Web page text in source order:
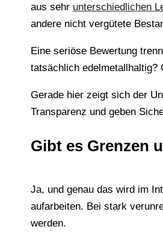
aus sehr unterschiedlichen
andere nicht vergütete
Eine seriöse Bewertung
tatsächlich edelmetallhaltig?
Gerade hier zeigt sich der
Transparenz und geben
Gibt es Grenzen
Ja, und genau das wird im
aufarbeiten. Bei stark
werden.